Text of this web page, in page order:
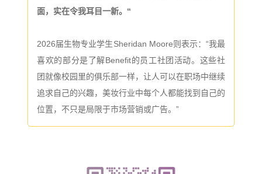
面，实在令我耳目一新。“
2026届生物专业学生Sheridan Moore则表示：“我最
喜欢的部分是了解Benefit的员工社团活动。这些社
团就像校园里的俱乐部一样，让人可以在职场中继续
追求自己的兴趣，美妆行业中每个人都能找到自己的
位置，不只是局限于市场营销或广告。”